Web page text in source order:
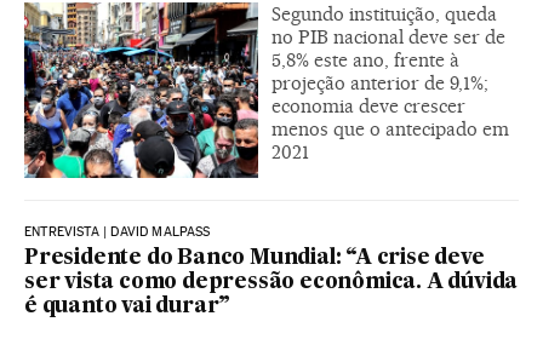
Segundo instituição, queda
no PIB nacional deve ser de
5,8% este ano, frente à
projeção anterior de 9,1%;
economia deve crescer
menos que o antecipado em
2021
ENTREVISTA | DAVID MALPASS
Presidente do Banco Mundial: “A crise deve
ser vista como depressão econômica. A dúvida
é quanto vai durar”